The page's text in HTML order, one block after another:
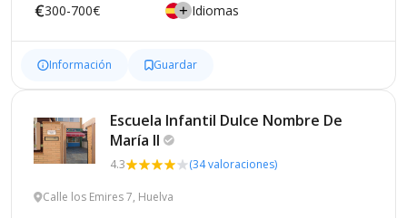
300-700€
Idiomas
Información Guardar
Escuela Infantil Dulce Nombre De
María II
4.3 (34 valoraciones)
Calle los Emires 7, Huelva